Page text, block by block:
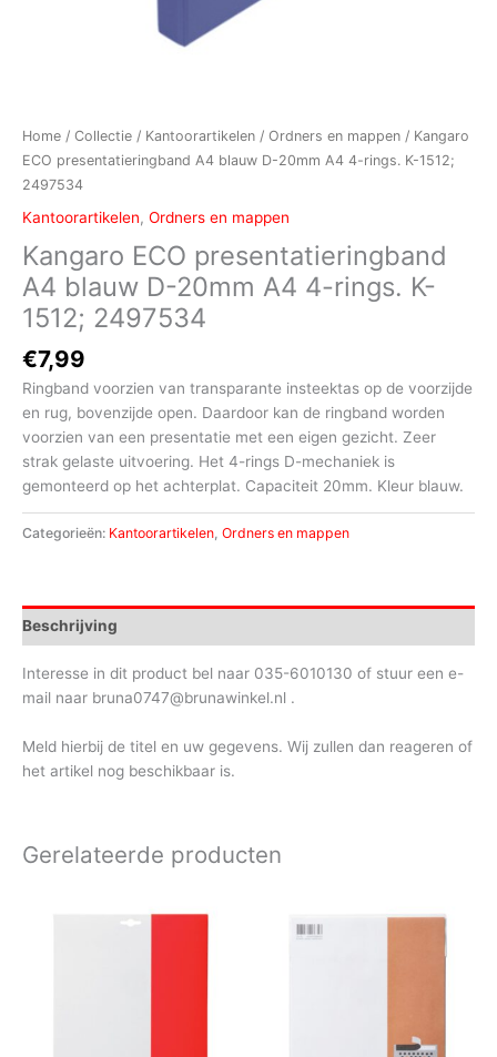
Home / Collectie / Kantoorartikelen / Ordners en mappen / Kangaro
ECO presentatieringband A4 blauw D-20mm A4 4-rings. K-1512;
2497534
Kantoorartikelen, Ordners en mappen
Kangaro ECO presentatieringband
A4 blauw D-20mm A4 4-rings. K-
1512; 2497534
€7,99
Ringband voorzien van transparante insteektas op de voorzijde
en rug, bovenzijde open. Daardoor kan de ringband worden
voorzien van een presentatie met een eigen gezicht. Zeer
strak gelaste uitvoering. Het 4-rings D-mechaniek is
gemonteerd op het achterplat. Capaciteit 20mm. Kleur blauw.
Categorieën: Kantoorartikelen Ordners en mappen
Beschrijving
Interesse in dit product bel naar 035-6010130 of stuur een e-
mail naar bruna0747@brunawinkel.nl .
Meld hierbij de titel en uw gegevens. Wij zullen dan reageren of
het artikel nog beschikbaar is.
Gerelateerde producten